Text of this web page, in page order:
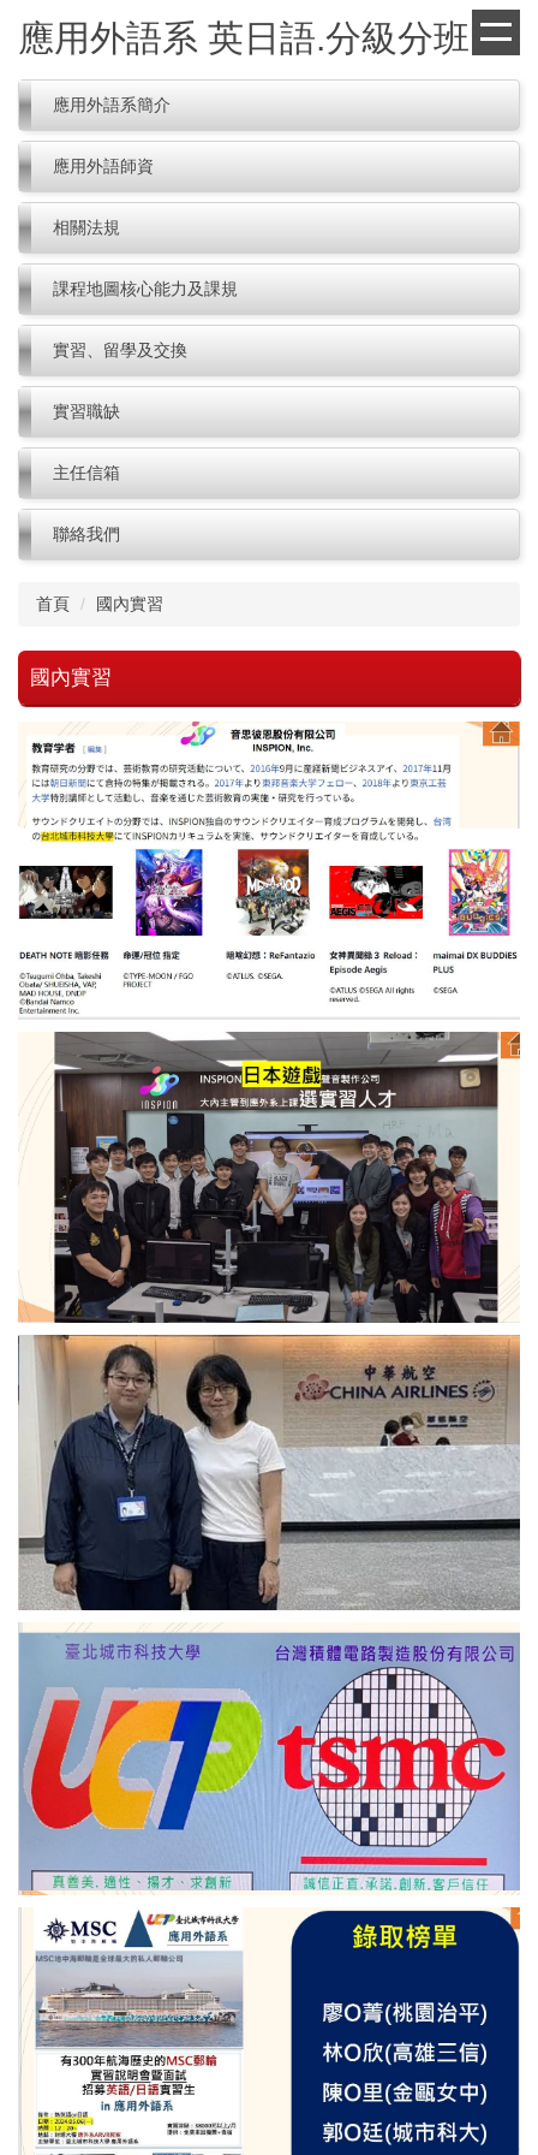
到
要
內
容
區
應用外語系 英日語.分級分班
應用外語系簡介
應用外語師資
相關法規
課程地圖核心能力及課規
實習、留學及交換
實習職缺
主任信箱
聯絡我們
首頁 國內實習
國內實習